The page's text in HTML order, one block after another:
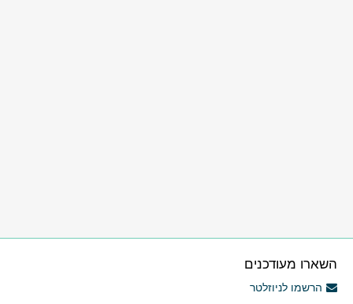
השארו מעודכנים
הרשמו לניוזלטר